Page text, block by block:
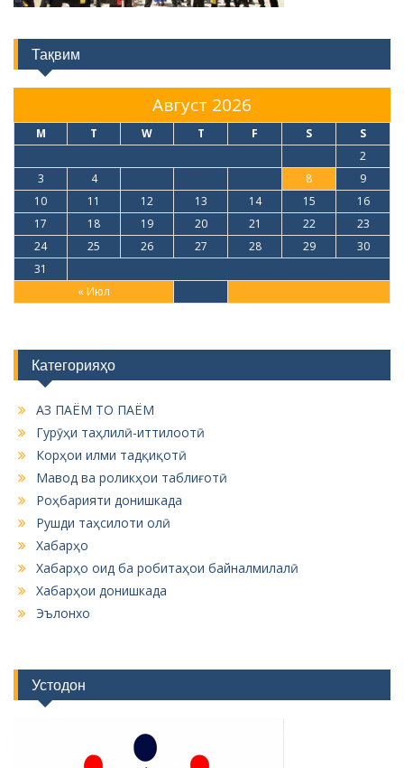
Тақвим
Август 2026
M T W T F S S
« Июл
2
3
4 8
9
10
11 12 13 14 15
16
17
18 19 20 21 22
23
24
25 26 27 28 29
30
31
Категорияҳо
АЗ ПАЁМ ТО ПАЁМ
Гурӯҳи таҳлилӣ-иттилоотӣ
Корҳои илми тадқиқотӣ
Мавод ва роликҳои таблиғотӣ
Роҳбарияти донишкада
Рушди таҳсилоти олӣ
Хабарҳо
Хабарҳо оид ба робитаҳои байналмилалӣ
Хабарҳои донишкада
Эълонхо
Устодон